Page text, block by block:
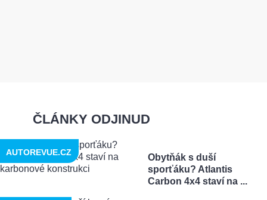
ČLÁNKY ODJINUD
Obytňák s duší
sporťáku? Atlantis
Carbon 4x4 staví na ...
AUTOREVUE.CZ